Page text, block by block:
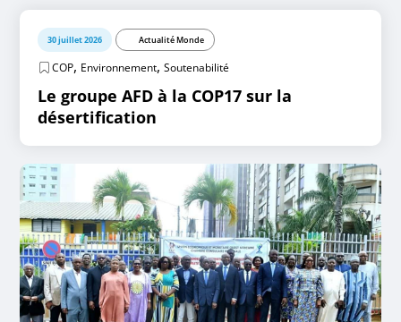
30 juillet 2026 Actualité Monde
COP, Environnement,Soutenabilité
Le groupe AFD à la COP17 sur la
désertification